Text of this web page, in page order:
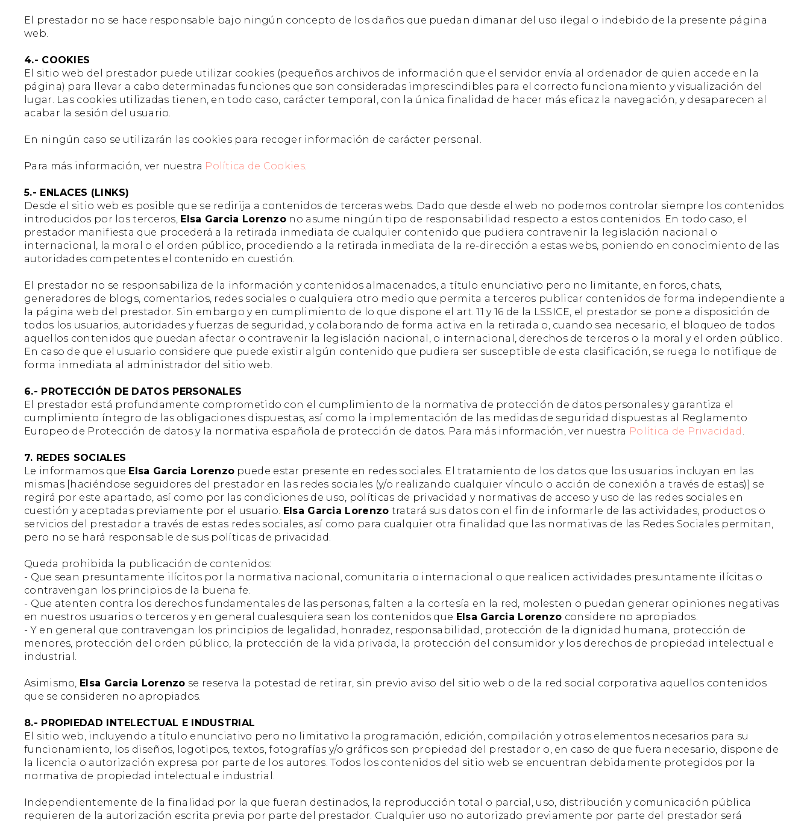
El prestador no se hace responsable bajo ningún concepto de los daños que puedan dimanar del uso ilegal o indebido de la presente página
web.
4.- COOKIES
El sitio web del prestador puede utilizar cookies (pequeños archivos de información que el servidor envía al ordenador de quien accede en la
página) para llevar a cabo determinadas funciones que son consideradas imprescindibles para el correcto funcionamiento y visualización del
lugar. Las cookies utilizadas tienen, en todo caso, carácter temporal, con la única finalidad de hacer más eficaz la navegación, y desaparecen al
acabar la sesión del usuario.
En ningún caso se utilizarán las cookies para recoger información de carácter personal.
Para más información, ver nuestra Política de Cookies.
5.- ENLACES (LINKS)
Desde el sitio web es posible que se redirija a contenidos de terceras webs. Dado que desde el web no podemos controlar siempre los contenidos
introducidos por los terceros, Elsa Garcia Lorenzo no asume ningún tipo de responsabilidad respecto a estos contenidos. En todo caso, el
prestador manifiesta que procederá a la retirada inmediata de cualquier contenido que pudiera contravenir la legislación nacional o
internacional, la moral o el orden público, procediendo a la retirada inmediata de la re-dirección a estas webs, poniendo en conocimiento de las
autoridades competentes el contenido en cuestión.
El prestador no se responsabiliza de la información y contenidos almacenados, a título enunciativo pero no limitante, en foros, chats,
generadores de blogs, comentarios, redes sociales o cualquiera otro medio que permita a terceros publicar contenidos de forma independiente a
la página web del prestador. Sin embargo y en cumplimiento de lo que dispone el art. 11 y 16 de la LSSICE, el prestador se pone a disposición de
todos los usuarios, autoridades y fuerzas de seguridad, y colaborando de forma activa en la retirada o, cuando sea necesario, el bloqueo de todos
aquellos contenidos que puedan afectar o contravenir la legislación nacional, o internacional, derechos de terceros o la moral y el orden público.
En caso de que el usuario considere que puede existir algún contenido que pudiera ser susceptible de esta clasificación, se ruega lo notifique de
forma inmediata al administrador del sitio web.
6.- PROTECCIÓN DE DATOS PERSONALES
El prestador está profundamente comprometido con el cumplimiento de la normativa de protección de datos personales y garantiza el
cumplimiento íntegro de las obligaciones dispuestas, así como la implementación de las medidas de seguridad dispuestas al Reglamento
Europeo de Protección de datos y la normativa española de protección de datos. Para más información, ver nuestra Política de Privacidad .
7. REDES SOCIALES
Le informamos que Elsa Garcia Lorenzo puede estar presente en redes sociales. El tratamiento de los datos que los usuarios incluyan en las
mismas [haciéndose seguidores del prestador en las redes sociales (y/o realizando cualquier vínculo o acción de conexión a través de estas)] se
regirá por este apartado, así como por las condiciones de uso, políticas de privacidad y normativas de acceso y uso de las redes sociales en
cuestión y aceptadas previamente por el usuario. Elsa Garcia Lorenzo tratará sus datos con el fin de informarle de las actividades, productos o
servicios del prestador a través de estas redes sociales, así como para cualquier otra finalidad que las normativas de las Redes Sociales permitan,
pero no se hará responsable de sus políticas de privacidad.
Queda prohibida la publicación de contenidos:
- Que sean presuntamente ilícitos por la normativa nacional, comunitaria o internacional o que realicen actividades presuntamente ilícitas o
contravengan los principios de la buena fe.
- Que atenten contra los derechos fundamentales de las personas, falten a la cortesía en la red, molesten o puedan generar opiniones negativas
en nuestros usuarios o terceros y en general cualesquiera sean los contenidos que Elsa Garcia Lorenzo considere no apropiados.
- Y en general que contravengan los principios de legalidad, honradez, responsabilidad, protección de la dignidad humana, protección de
menores, protección del orden público, la protección de la vida privada, la protección del consumidor y los derechos de propiedad intelectual e
industrial.
Asimismo, Elsa Garcia Lorenzo se reserva la potestad de retirar, sin previo aviso del sitio web o de la red social corporativa aquellos contenidos
que se consideren no apropiados.
8.- PROPIEDAD INTELECTUAL E INDUSTRIAL
El sitio web, incluyendo a título enunciativo pero no limitativo la programación, edición, compilación y otros elementos necesarios para su
funcionamiento, los diseños, logotipos, textos, fotografías y/o gráficos son propiedad del prestador o, en caso de que fuera necesario, dispone de
la licencia o autorización expresa por parte de los autores. Todos los contenidos del sitio web se encuentran debidamente protegidos por la
normativa de propiedad intelectual e industrial.
Independientemente de la finalidad por la que fueran destinados, la reproducción total o parcial, uso, distribución y comunicación pública
requieren de la autorización escrita previa por parte del prestador. Cualquier uso no autorizado previamente por parte del prestador será